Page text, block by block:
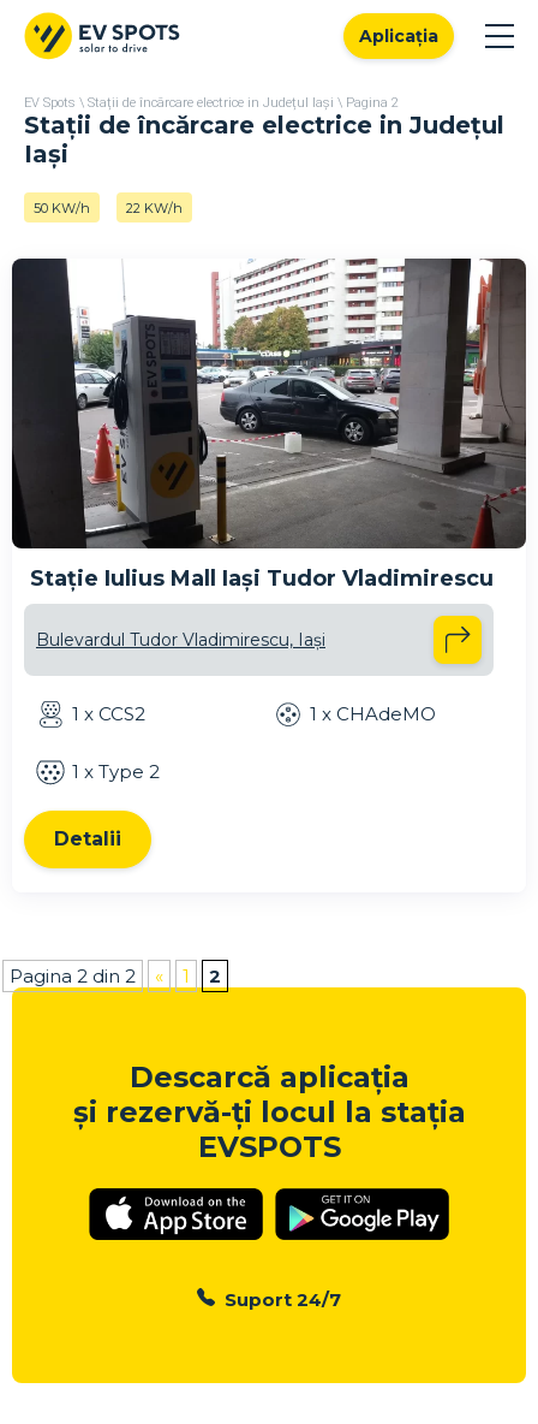
Aplicația
EV Spots \ Stații de încărcare electrice in Județul Iași \ Pagina 2
Stații de încărcare electrice in Județul
Iași
50 KW/h 22 KW/h
Stație Iulius Mall Iași Tudor Vladimirescu
Bulevardul Tudor Vladimirescu, Iași
1 x CCS2 1 x CHAdeMO
1 x Type 2
Detalii
Pagina 2 din 2 « 1 2
Descarcă aplicația
și rezervă-ți locul la stația
EVSPOTS
Suport 24/7